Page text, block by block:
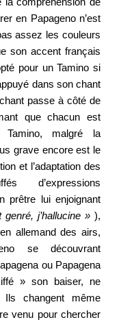
en Papageno n’est
assez les couleurs
son accent français
pour un Tamino si
dans son chant
passe à côté de
que chacun est
Tamino, malgré la
grave encore est le
et l’adaptation des
d’expressions
prêtre lui enjoignant
genré, j’hallucine » ),
allemand des airs,
se découvrant
ou Papagena
» son baiser, ne
changent même
venu pour chercher